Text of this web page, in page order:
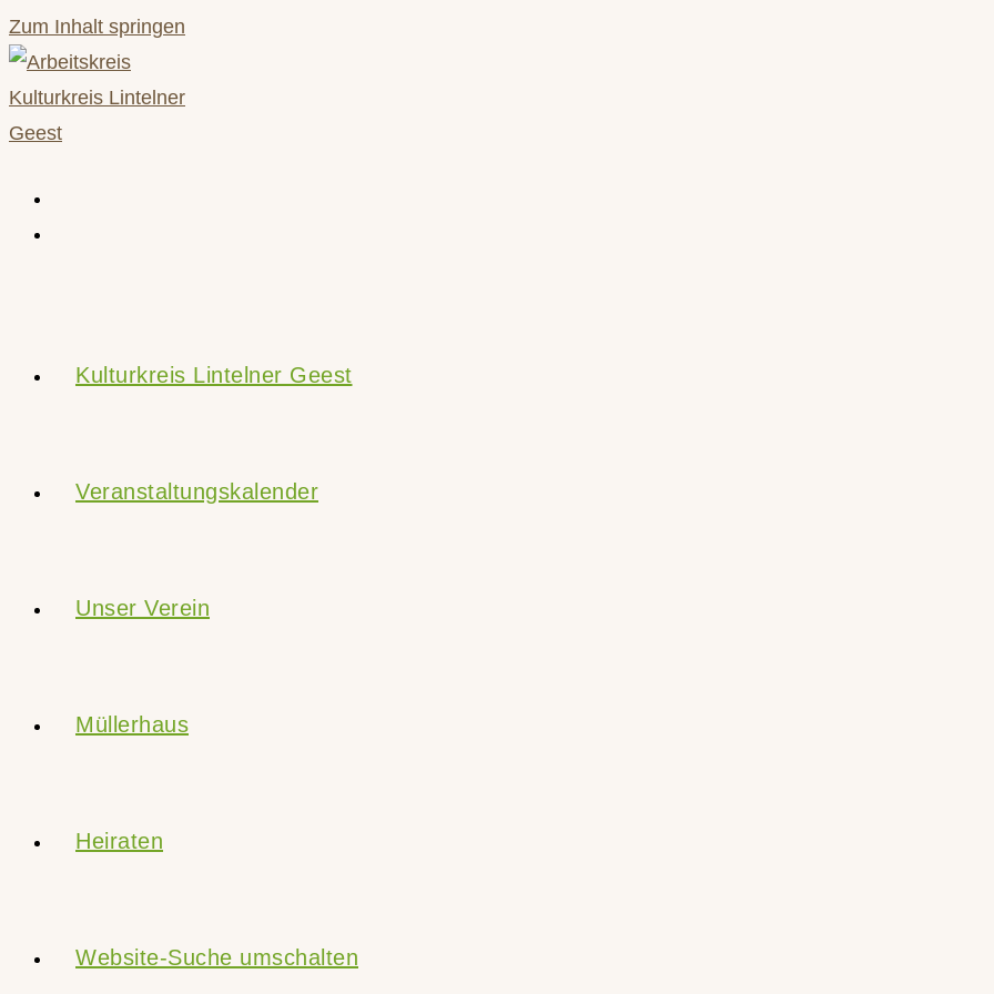
Zum Inhalt springen
Kulturkreis Lintelner Geest
Veranstaltungskalender
Unser Verein
Müllerhaus
Heiraten
Website-Suche umschalten